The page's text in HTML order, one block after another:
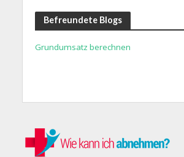
Befreundete Blogs
Grundumsatz berechnen